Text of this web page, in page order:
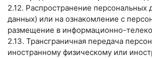
2.12. Распространение
данных) или на ознакомление с
размещение в информационно-
2.13. Трансграничная передача
иностранному физическому или